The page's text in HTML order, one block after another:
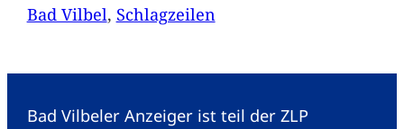
Bad Vilbel, Schlagzeilen
Bad Vilbeler Anzeiger ist teil der ZLP